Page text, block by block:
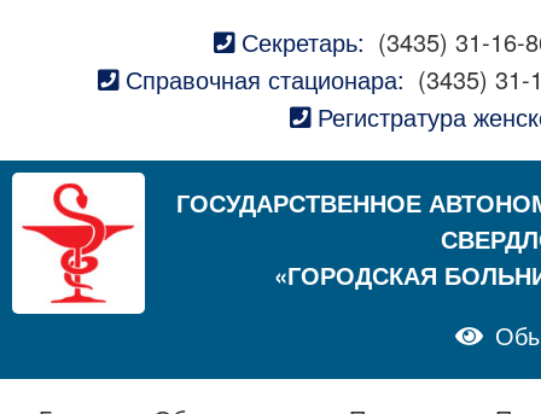
Секретарь: (3435) 31-16-
Справочная стационара: (3435) 31-
Регистратура
ГОСУДАРСТВЕННОЕ
«ГОРОДСКАЯ